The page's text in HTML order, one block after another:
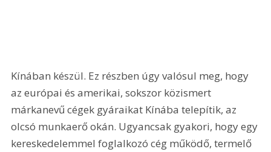
Kínában készül. Ez részben úgy valósul meg, hogy
az európai és amerikai, sokszor közismert
márkanevű cégek gyáraikat Kínába telepítik, az
olcsó munkaerő okán. Ugyancsak gyakori, hogy egy
kereskedelemmel foglalkozó cég működő, termelő